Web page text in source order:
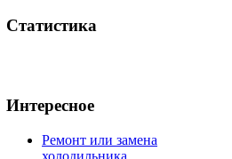
Статистика
Интересное
Ремонт или замена